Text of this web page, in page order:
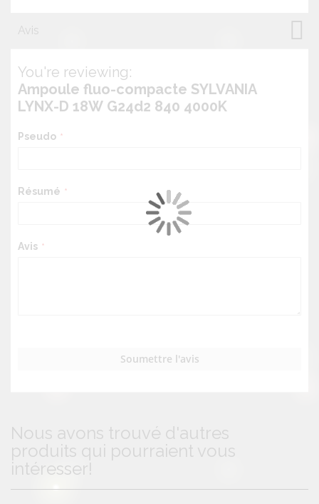
Avis
You're reviewing:
Ampoule fluo-compacte SYLVANIA
LYNX-D 18W G24d2 840 4000K
Pseudo
Résumé
Avis
Soumettre l'avis
Nous avons trouvé d'autres
produits qui pourraient vous
intéresser!